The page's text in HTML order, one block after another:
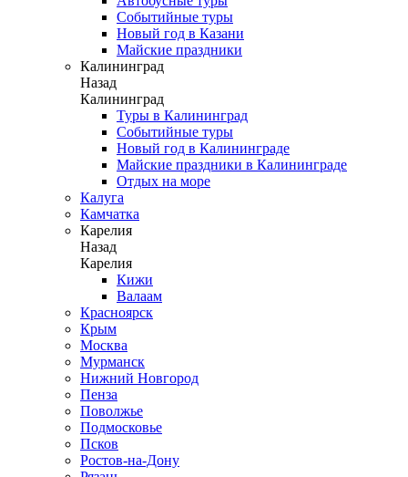
Событийные туры
Новый год в Казани
Майские праздники
Калининград
Назад
Калининград
Туры в Калининград
Событийные туры
Новый год в Калининграде
Майские праздники в Калининграде
Отдых на море
Калуга
Камчатка
Карелия
Назад
Карелия
Кижи
Валаам
Красноярск
Крым
Москва
Мурманск
Нижний Новгород
Пенза
Поволжье
Подмосковье
Псков
Ростов-на-Дону